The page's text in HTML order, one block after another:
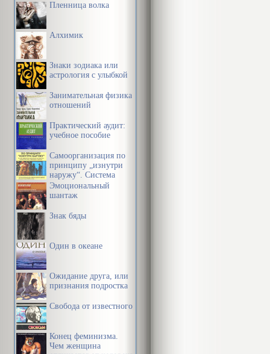
Пленница волка
Алхимик
Знаки зодиака или
астрология с улыбкой
Занимательная физика
отношений
Практический аудит:
учебное пособие
Самоорганизация по
принципу „изнутри
наружу“. Система
эффективной
организации
предметной среды,
информации и
Эмоциональный
шантаж
Знак бяды
Один в океане
Ожидание друга, или
признания подростка
Свобода от известного
Конец феминизма.
Чем женщина